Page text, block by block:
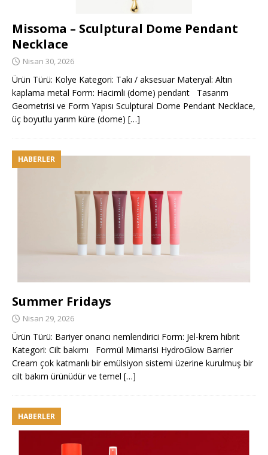
Missoma – Sculptural Dome Pendant
Necklace
Nisan 30, 2026
Ürün Türü: Kolye Kategori: Takı / aksesuar Materyal: Altın
kaplama metal Form: Hacimli (dome) pendant Tasarım
Geometrisi ve Form Yapısı Sculptural Dome Pendant Necklace,
üç boyutlu yarım küre (dome) […]
HABERLER
Summer Fridays
Nisan 29, 2026
Ürün Türü: Bariyer onarıcı nemlendirici Form: Jel-krem hibrit
Kategori: Cilt bakımı Formül Mimarisi HydroGlow Barrier
Cream çok katmanlı bir emülsiyon sistemi üzerine kurulmuş bir
cilt bakım ürünüdür ve temel […]
HABERLER